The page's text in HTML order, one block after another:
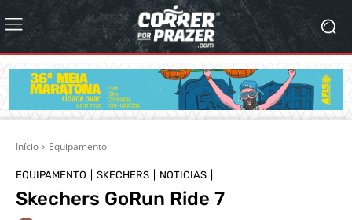
Início Equipamento
EQUIPAMENTO SKECHERS NOTICIAS
Skechers GoRun Ride 7